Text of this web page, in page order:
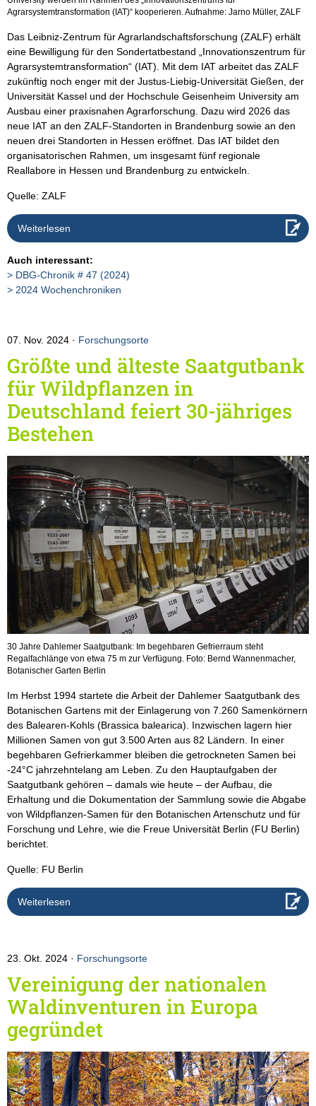
Agrarsystemtransformation (IAT)“ kooperieren. Aufnahme: Jarno Müller, ZALF
Das Leibniz-Zentrum für Agrarlandschaftsforschung (ZALF) erhält
eine Bewilligung für den Sondertatbestand „Innovationszentrum für
Agrarsystemtransformation“ (IAT). Mit dem IAT arbeitet das ZALF
zukünftig noch enger mit der Justus-Liebig-Universität Gießen, der
Universität Kassel und der Hochschule Geisenheim University am
Ausbau einer praxisnahen Agrarforschung. Dazu wird 2026 das
neue IAT an den ZALF-Standorten in Brandenburg sowie an den
neuen drei Standorten in Hessen eröffnet. Das IAT bildet den
organisatorischen Rahmen, um insgesamt fünf regionale
Reallabore in Hessen und Brandenburg zu entwickeln.
Quelle: ZALF
Weiterlesen
Auch interessant:
DBG-Chronik # 47 (2024)
2024 Wochenchroniken
07. Nov. 2024 Forschungsorte
Größte und älteste Saatgutbank
für Wildpflanzen in
Deutschland feiert 30-jähriges
Bestehen
30 Jahre Dahlemer Saatgutbank: Im begehbaren Gefrierraum steht
Regalfachlänge von etwa 75 m zur Verfügung. Foto: Bernd Wannenmacher,
Botanischer Garten Berlin
Im Herbst 1994 startete die Arbeit der Dahlemer Saatgutbank des
Botanischen Gartens mit der Einlagerung von 7.260 Samenkörnern
des Balearen-Kohls (Brassica balearica). Inzwischen lagern hier
Millionen Samen von gut 3.500 Arten aus 82 Ländern. In einer
begehbaren Gefrierkammer bleiben die getrockneten Samen bei
-24°C jahrzehntelang am Leben. Zu den Hauptaufgaben der
Saatgutbank gehören – damals wie heute – der Aufbau, die
Erhaltung und die Dokumentation der Sammlung sowie die Abgabe
von Wildpflanzen-Samen für den Botanischen Artenschutz und für
Forschung und Lehre, wie die Freue Universität Berlin (FU Berlin)
berichtet.
Quelle: FU Berlin
Weiterlesen
23. Okt. 2024 Forschungsorte
Vereinigung der nationalen
Waldinventuren in Europa
gegründet